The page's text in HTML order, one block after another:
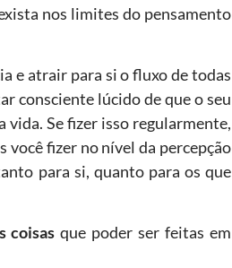
nos limites do pensamento
e atrair para si o fluxo de todas
consciente lúcido de que o seu
Se fizer isso regularmente,
você fizer no nível da percepção
para si, quanto para os que
coisas que poder ser feitas em